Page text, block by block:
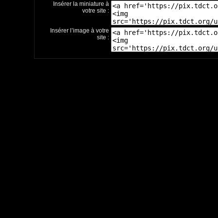
Insérer la miniature à
votre site :
Insérer l’image à votre
site :